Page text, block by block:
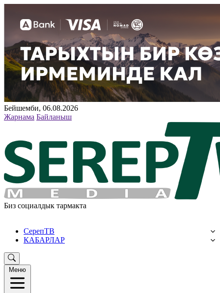
Бейшемби, 06.08.2026
Жарнама Байланыш
Биз социалдык тармакта
СерепТВ
КАБАРЛАР
Меню